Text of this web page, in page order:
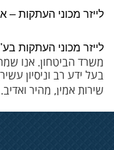
לייזר מכוני העתקות
לייזר מכוני העתקות
משרד הביטחון. אנו
בעל ידע רב וניסיון
שירות אמין, מהיר ואדיב.